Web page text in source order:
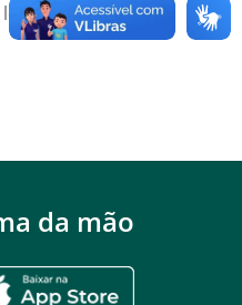
da mão